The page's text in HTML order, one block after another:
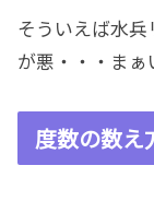
そういえば水
が悪・・・まぁ
度数の数え